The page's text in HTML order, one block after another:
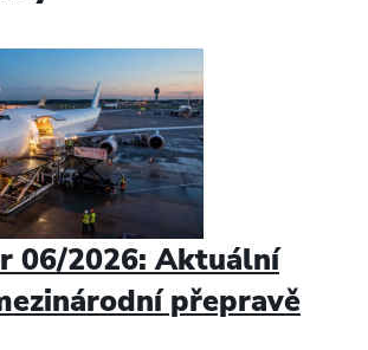
06/2026: Aktuální
přepravě